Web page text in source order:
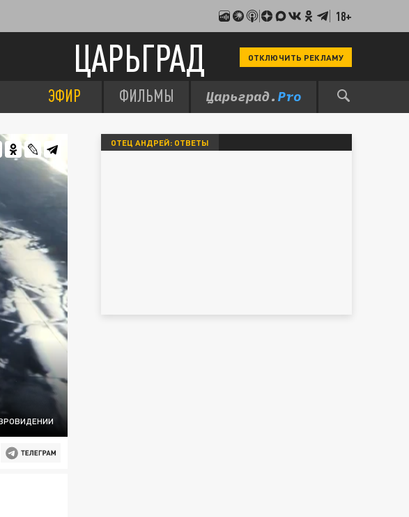
18+
ЦАРЬГРАД ОТКЛЮЧИТЬ РЕКЛАМУ
ЭФИР ФИЛЬМЫ
ОТЕЦ АНДРЕЙ: ОТВЕТЫ